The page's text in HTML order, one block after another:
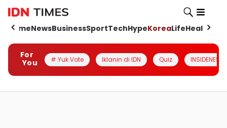
HomeNewsBusinessSportTechHypeKoreaLifeHealth
For
You
# Yuk Vote Iklanin di IDN Quiz INSIDENESIA